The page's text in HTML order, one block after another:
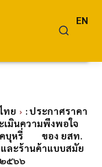
EN
ทย
: ประกาศราคา
เมินความพึงพอใจ
ภคบุหรี่ ของ ยสท.
ละร้านค้าแบบสมัย
๕๖๖